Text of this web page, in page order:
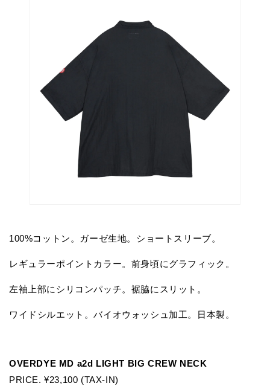
100%コットン。ガーゼ生地。ショートスリーブ。
レギュラーポイントカラー。前身頃にグラフィック。
左袖上部にシリコンパッチ。裾脇にスリット。
ワイドシルエット。バイオウォッシュ加工。日本製。
OVERDYE MD a2d LIGHT BIG CREW NECK
PRICE. ¥23,100 (TAX-IN)